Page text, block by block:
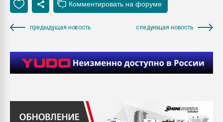
предыдущая новость следующая новость